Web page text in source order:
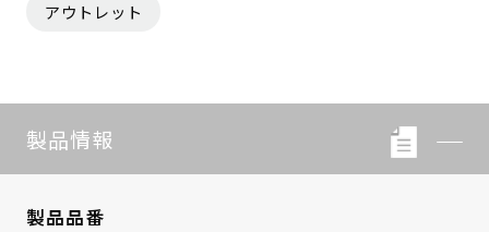
アウトレット
製品情報
製品品番